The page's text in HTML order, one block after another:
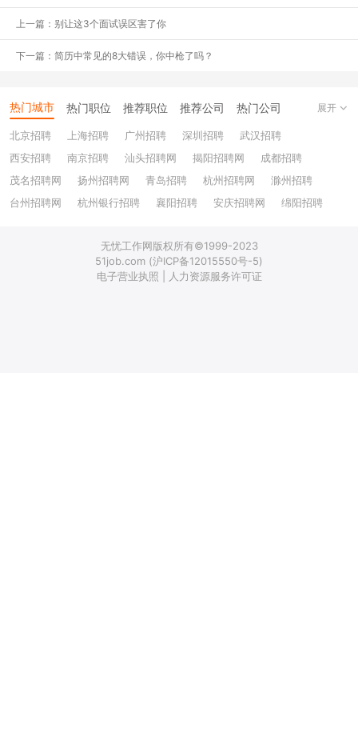
写下校园经历/实习经验中相关的事例，实在没有工作相关的，用生
活学习中的故事也可以。加入一些数据/前后对比支撑这样更直观有
效。
证。
框架，分为x步，逐个攻克，花了xx时间取得了xx成果/成绩）。
工作中接收到新的不熟悉的任务，我先做好了分析，针对每个需求点
x久完成/达到xx好评。
当然优先级那肯定还是工作>校园工作>生活学习成就。
上一篇：别让这3个面试误区害了你
下一篇：简历中常见的8大错误，你中枪了吗？
热门城市 热门职位 推荐职位 推荐公司 热门公司
北京招聘 上海招聘 广州招聘 深圳招聘
武汉招聘
西安招聘
南京招聘 汕头招聘网 揭阳招聘网
成都招聘
茂名招聘网
扬州招聘网 青岛招聘 杭州招聘网
滁州招聘
台州招聘网
杭州银行招聘 襄阳招聘 安庆招聘网
绵阳招聘
上饶招聘网
展开
无忧工作网版权所有©1999-2023
51job.com (沪ICP备12015550号-5)
电子营业执照 | 人力资源服务许可证